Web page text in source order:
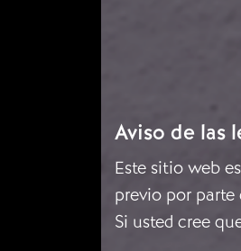
Aviso de las
Este sitio web
previo por parte
Si usted cree